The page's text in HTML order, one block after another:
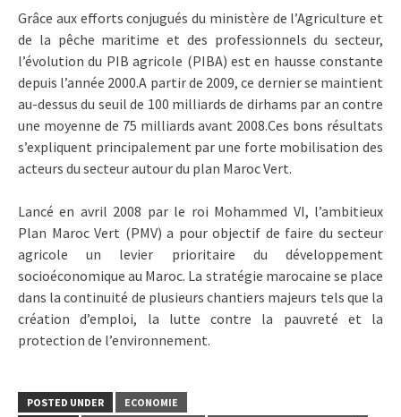
Grâce aux efforts conjugués du ministère de l’Agriculture et
de la pêche maritime et des professionnels du secteur,
l’évolution du PIB agricole (PIBA) est en hausse constante
depuis l’année 2000.A partir de 2009, ce dernier se maintient
au-dessus du seuil de 100 milliards de dirhams par an contre
une moyenne de 75 milliards avant 2008.Ces bons résultats
s’expliquent principalement par une forte mobilisation des
acteurs du secteur autour du plan Maroc Vert.
Lancé en avril 2008 par le roi Mohammed VI, l’ambitieux
Plan Maroc Vert (PMV) a pour objectif de faire du secteur
agricole un levier prioritaire du développement
socioéconomique au Maroc. La stratégie marocaine se place
dans la continuité de plusieurs chantiers majeurs tels que la
création d’emploi, la lutte contre la pauvreté et la
protection de l’environnement.
POSTED UNDER
ECONOMIE